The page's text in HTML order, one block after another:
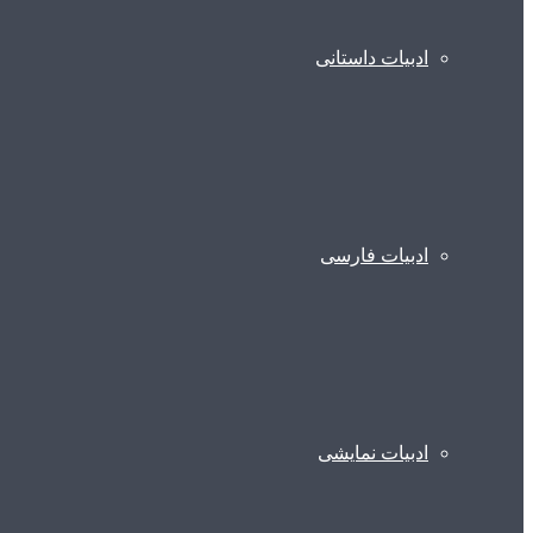
ادبیات داستانی
ادبیات فارسی
ادبیات نمایشی